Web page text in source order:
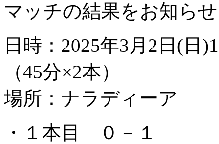
マッチの結果をお知ら
日時：2025年3月2日(日
（45分×2本）
場所：ナラディーア
・１本目 ０－１